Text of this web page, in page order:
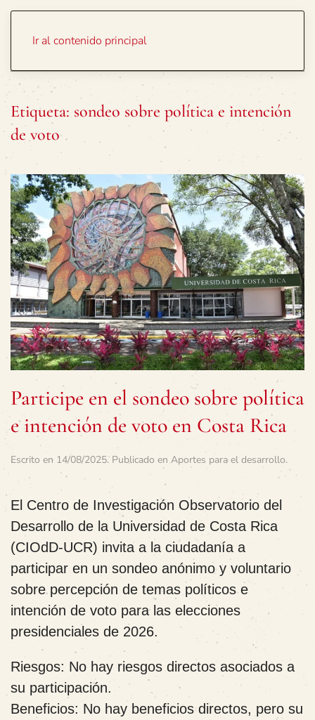
Ir al contenido principal
Etiqueta: sondeo sobre política e intención
de voto
Participe en el sondeo sobre política
e intención de voto en Costa Rica
Escrito en 14/08/2025. Publicado en Aportes para el desarrollo.
El Centro de Investigación Observatorio del
Desarrollo de la Universidad de Costa Rica
(CIOdD-UCR) invita a la ciudadanía a
participar en un sondeo anónimo y voluntario
sobre percepción de temas políticos e
intención de voto para las elecciones
presidenciales de 2026.
Riesgos: No hay riesgos directos asociados a
su participación.
Beneficios: No hay beneficios directos, pero su